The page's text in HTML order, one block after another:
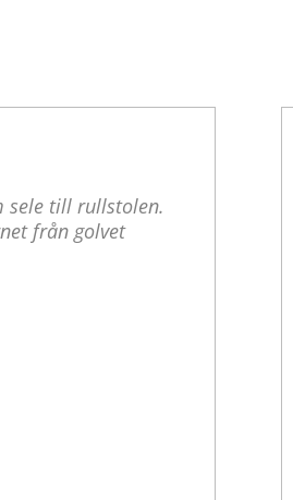
sele till rullstolen.
från golvet